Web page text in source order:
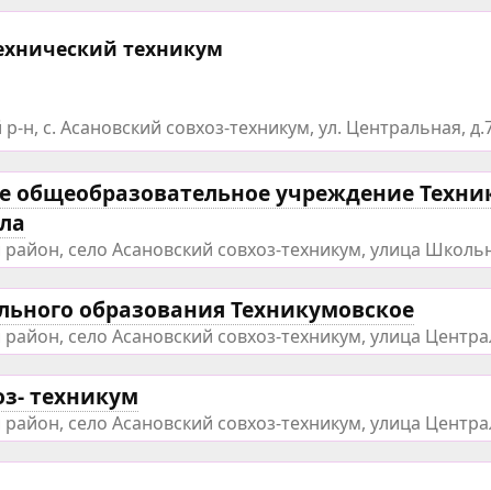
техникум
н, с. Асановский совхоз-техникум, ул. Центральная,
учреждение
село Асановский совхоз-техникум, улица
образования Техникумовское
село Асановский совхоз-техникум, улица
техникум
село Асановский совхоз-техникум, улица